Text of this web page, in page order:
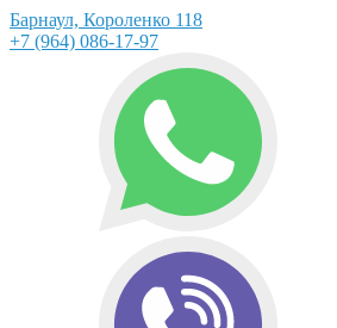
Барнаул, Короленко 118
+7 (964) 086-17-97